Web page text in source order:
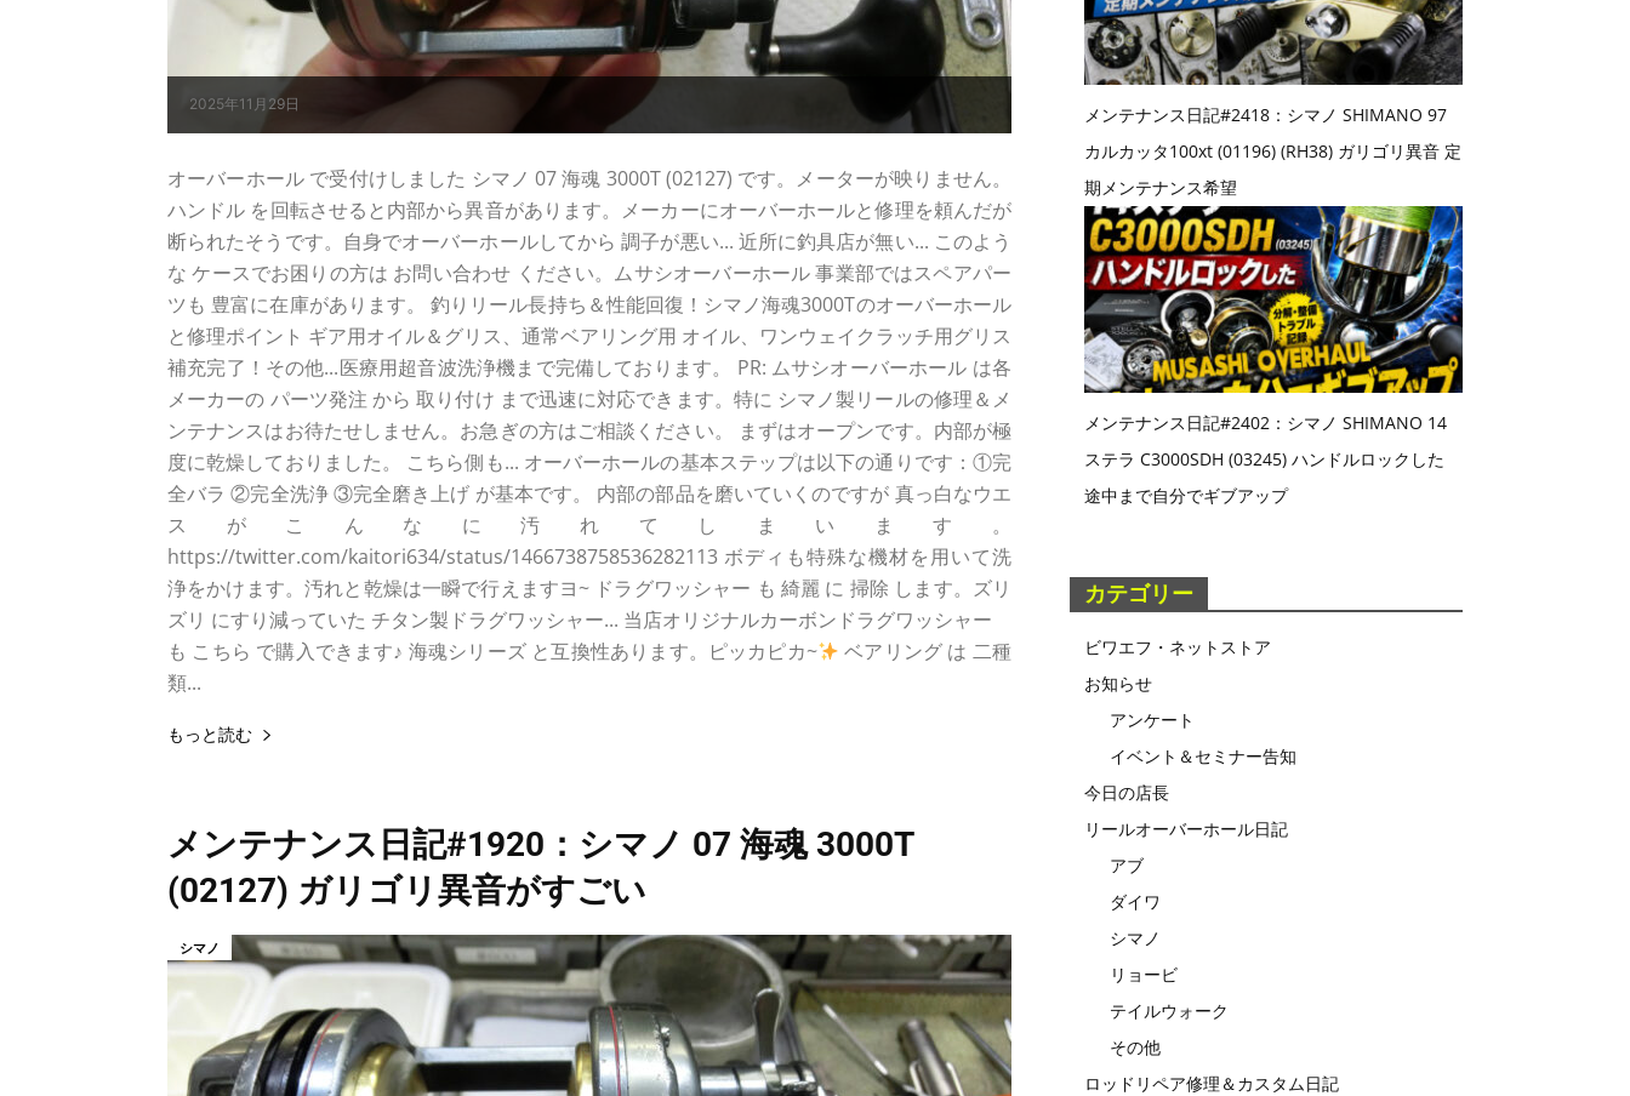
2025年11月29日
オーバーホール で受付けしました シマノ 07 海魂 3000T (02127) です。メーターが映りません。
ハンドル を回転させると内部から異音があります。メーカーにオーバーホールと修理を頼んだが
断られたそうです。自身でオーバーホールしてから 調子が悪い... 近所に釣具店が無い... このよう
な ケースでお困りの方は お問い合わせ ください。ムサシオーバーホール 事業部ではスペアパー
ツも 豊富に在庫があります。 釣りリール長持ち＆性能回復！シマノ海魂3000Tのオーバーホール
と修理ポイント ギア用オイル＆グリス、通常ベアリング用 オイル、ワンウェイクラッチ用グリス
補充完了！その他...医療用超音波洗浄機まで完備しております。 PR: ムサシオーバーホール は各
メーカーの パーツ発注 から 取り付け まで迅速に対応できます。特に シマノ製リールの修理＆メ
ンテナンスはお待たせしません。お急ぎの方はご相談ください。 まずはオープンです。内部が極
度に乾燥しておりました。 こちら側も... オーバーホールの基本ステップは以下の通りです：①完
全バラ ②完全洗浄 ③完全磨き上げ が基本です。 内部の部品を磨いていくのですが 真っ白なウエ
スがこんなに汚れてしまいます。
https://twitter.com/kaitori634/status/1466738758536282113 ボディも特殊な機材を用いて洗
浄をかけます。汚れと乾燥は一瞬で行えますヨ~ ドラグワッシャー も 綺麗 に 掃除 します。ズリ
ズリ にすり減っていた チタン製ドラグワッシャー... 当店オリジナルカーボンドラグワッシャー
も こちら で購入できます♪ 海魂シリーズ と互換性あります。ピッカピカ~
ベアリング は 二種
類...
もっと読む
メンテナンス日記#1920：シマノ 07 海魂 3000T
(02127) ガリゴリ異音がすごい
シマノ
メンテナンス日記#2418：シマノ SHIMANO 97
カルカッタ100xt (01196) (RH38) ガリゴリ異音 定
期メンテナンス希望
メンテナンス日記#2402：シマノ SHIMANO 14
ステラ C3000SDH (03245) ハンドルロックした
途中まで自分でギブアップ
カテゴリー
ビワエフ・ネットストア
お知らせ
アンケート
イベント＆セミナー告知
今日の店長
リールオーバーホール日記
アブ
ダイワ
シマノ
リョービ
テイルウォーク
その他
ロッドリペア修理＆カスタム日記